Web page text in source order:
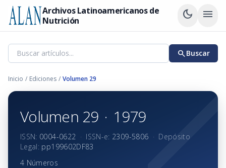
Archivos Latinoamericanos de
Nutrición
dark_mode menu
searchBuscar
Inicio / Ediciones / Volumen 29
Volumen 29 · 1979
ISSN: 0004-0622 · ISSN-e: 2309-5806 · Depósito
Legal: pp199602DF83
4 Números